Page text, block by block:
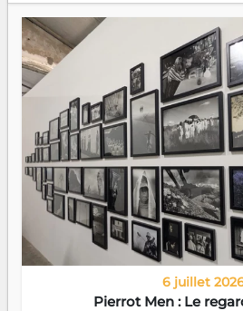
6 juillet
Pierrot Men : Le